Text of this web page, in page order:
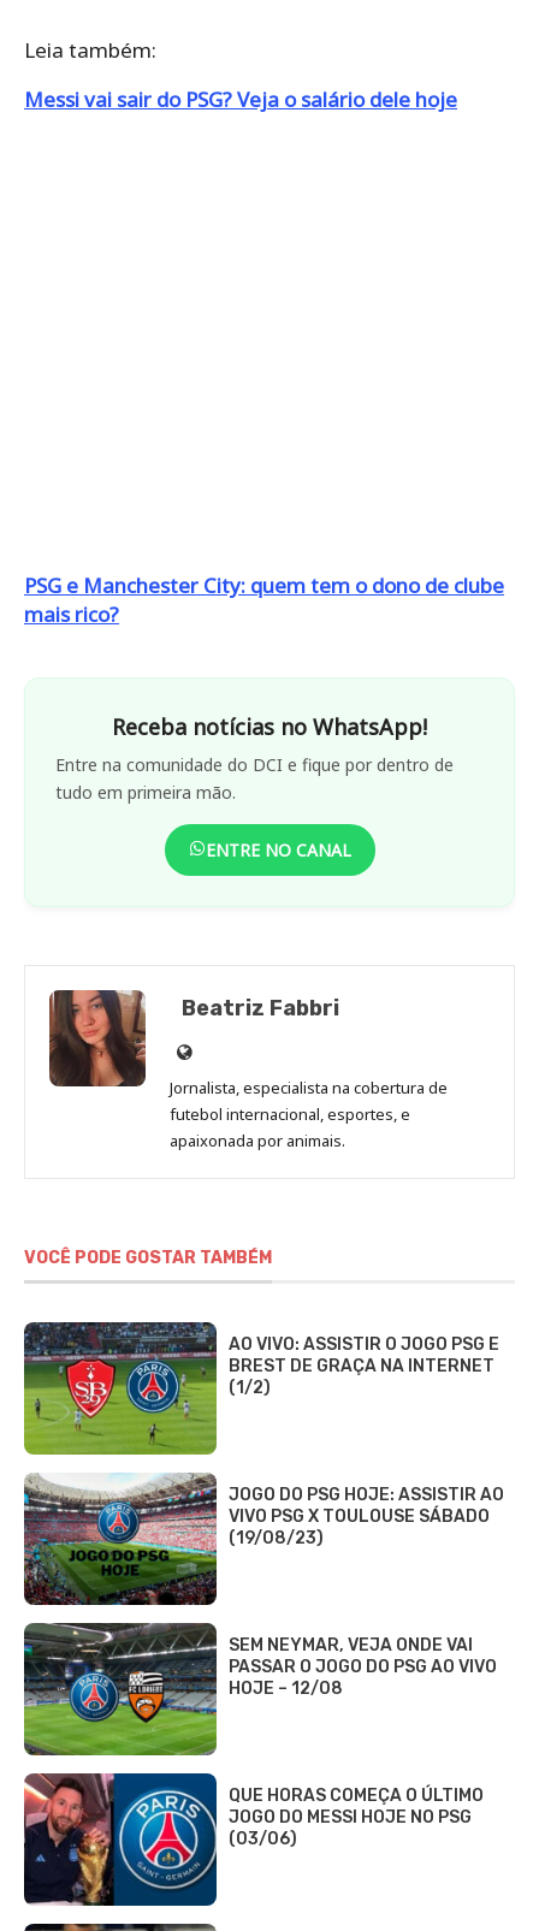
Leia também:
Messi vai sair do PSG? Veja o salário dele hoje
PSG e Manchester City: quem tem o dono de clube
mais rico?
Receba notícias no WhatsApp!
Entre na comunidade do DCI e fique por dentro de
tudo em primeira mão.
ENTRE NO CANAL
Beatriz Fabbri
Site
de
Beatriz
Fabbri
Jornalista, especialista na cobertura de
futebol internacional, esportes, e
apaixonada por animais.
VOCÊ PODE GOSTAR TAMBÉM
AO VIVO: ASSISTIR O JOGO PSG E
BREST DE GRAÇA NA INTERNET
(1/2)
JOGO DO PSG HOJE: ASSISTIR AO
VIVO PSG X TOULOUSE SÁBADO
(19/08/23)
SEM NEYMAR, VEJA ONDE VAI
PASSAR O JOGO DO PSG AO VIVO
HOJE – 12/08
QUE HORAS COMEÇA O ÚLTIMO
JOGO DO MESSI HOJE NO PSG
(03/06)